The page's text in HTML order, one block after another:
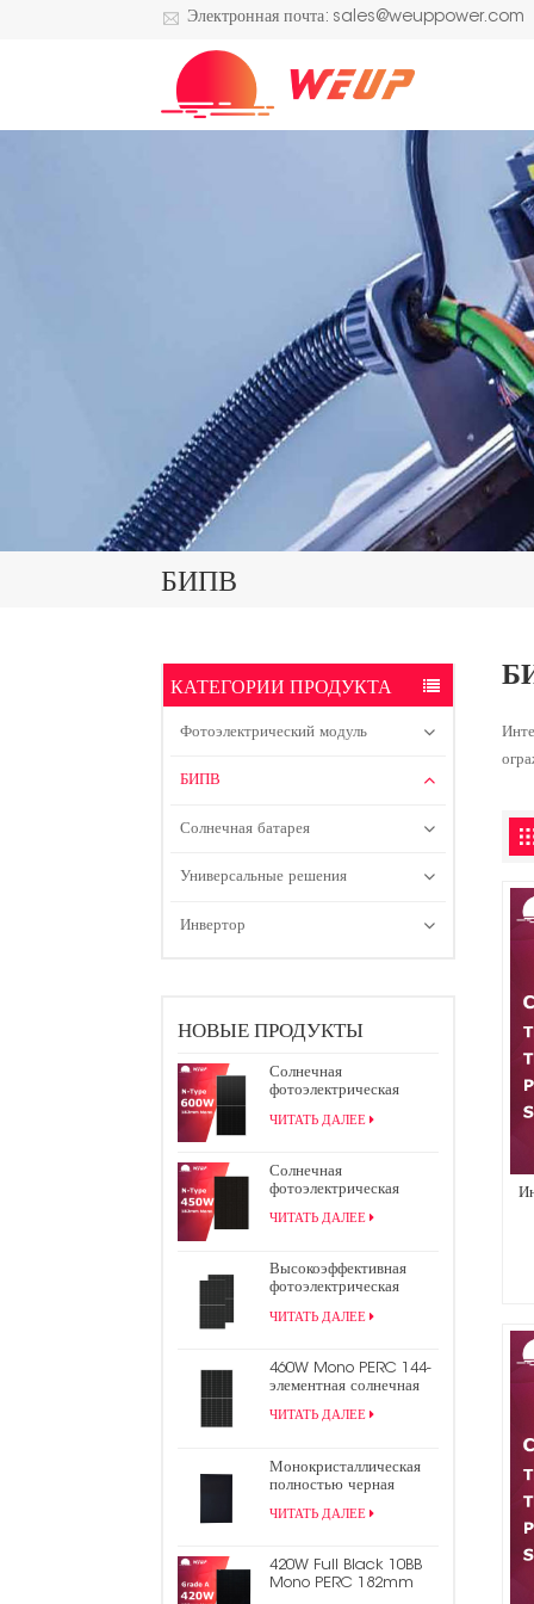
Электронная почта: sales@weuppower.com
БИПВ
КАТЕГОРИИ ПРОДУКТА
Фотоэлектрический модуль
БИПВ
Солнечная батарея
Универсальные решения
Инвертор
НОВЫЕ ПРОДУКТЫ
Солнечная
фотоэлектрическая
600 Вт
ЧИТАТЬ ДАЛЕЕ
Солнечная
фотоэлектрическая
440W All Black TOPCon
ЧИТАТЬ ДАЛЕЕ
Высокоэффективная
фотоэлектрическая
182 мм мощностью 550
ячейкой
ЧИТАТЬ ДАЛЕЕ
460W Mono PERC 144-
элементная солнечная
фотоэлектрическая
ЧИТАТЬ ДАЛЕЕ
Монокристаллическая
полностью черная
энергии 430 Вт
ЧИТАТЬ ДАЛЕЕ
420W Full Black 10BB
Mono PERC 182mm